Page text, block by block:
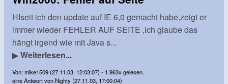
HIseit ich den update auf IE 6,0 gemacht habe,zeigt er
immer wieder FEHLER AUF SEITE ,ich glaube das
hängt irgend wie mit Java s...
▶Weiterlesen...
Von: mike1509 (27.11.03, 12:03:07) - 1.963x gelesen.
eine Antwort von Nighty (27.11.03, 17:00:04)